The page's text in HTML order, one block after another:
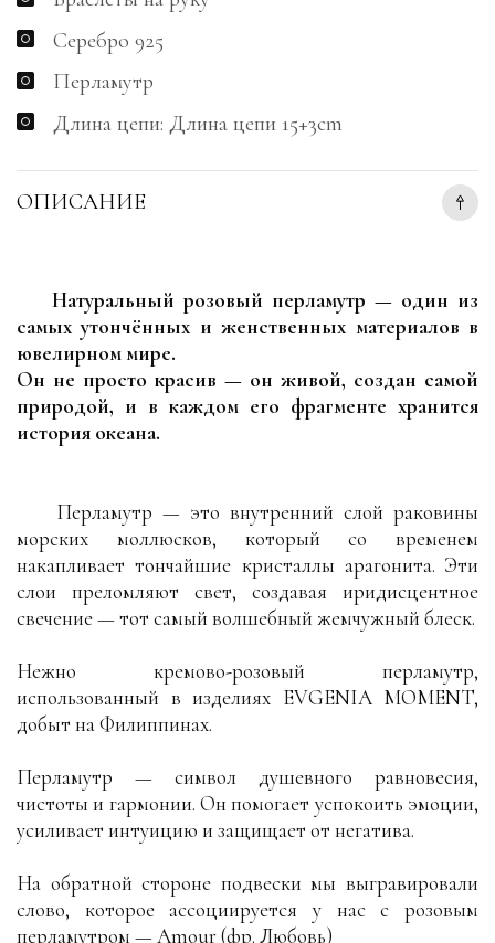
Серебро 925
Перламутр
Длина цепи: Длина цепи 15+3cm
ОПИСАНИЕ
Натуральный розовый перламутр — один из
самых утончённых и женственных материалов в
ювелирном мире.
Он не просто красив — он живой, создан самой
природой, и в каждом его фрагменте хранится
история океана.
Перламутр — это внутренний слой раковины
морских моллюсков, который со временем
накапливает тончайшие кристаллы арагонита. Эти
слои преломляют свет, создавая иридисцентное
свечение — тот самый волшебный жемчужный блеск.
Нежно кремово-розовый перламутр,
использованный в изделиях EVGENIA MOMENT,
добыт на Филиппинах.
Перламутр — символ душевного равновесия,
чистоты и гармонии. Он помогает успокоить эмоции,
усиливает интуицию и защищает от негатива.
На обратной стороне подвески мы выгравировали
слово, которое ассоциируется у нас с розовым
перламутром — Amour (фр. Любовь)